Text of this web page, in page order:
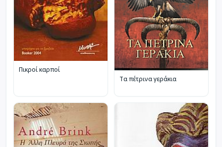
Πικροί καρποί
Τα πέτρινα γεράκια